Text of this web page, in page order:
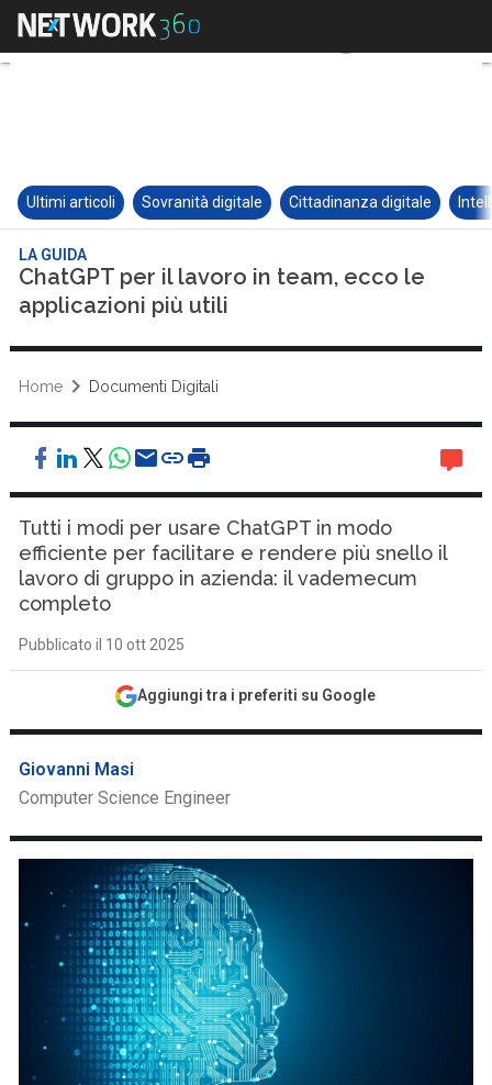
Ultimi articoli Sovranità digitale Cittadinanza digitale
LA GUIDA
ChatGPT per il lavoro in team, ecco le
applicazioni più utili
Home Documenti Digitali
Tutti i modi per usare ChatGPT in modo
efficiente per facilitare e rendere più snello il
lavoro di gruppo in azienda: il vademecum
completo
Pubblicato il 10 ott 2025
Aggiungi tra i preferiti su Google
Giovanni Masi
Computer Science Engineer